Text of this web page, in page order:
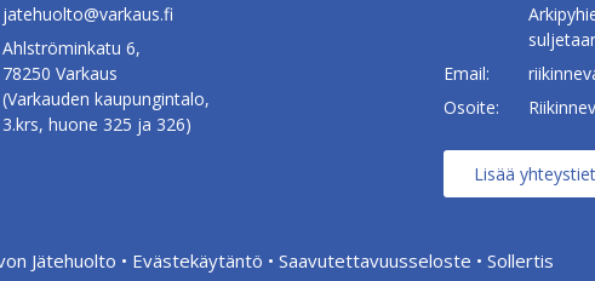
jatehuolto@varkaus.fi
Ahlströminkatu 6,
78250 Varkaus
(Varkauden kaupungintalo,
3.krs, huone 325 ja 326)
Email:
Osoite:
Lisää
Jätehuolto • Evästekäytäntö • Saavutettavuusseloste • Sollertis